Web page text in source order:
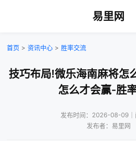
易里网
首页 > 资讯中心 > 胜率交流
技巧布局!微乐海南麻将怎
怎么才会赢-胜
发布时间：2026-08-09｜
发布者：易里网